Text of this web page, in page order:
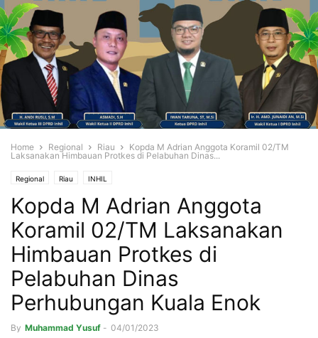
Home Regional Riau
Kopda M Adrian Anggota Koramil 02/TM
Laksanakan Himbauan Protkes di Pelabuhan Dinas...
Regional Riau INHIL
Kopda M Adrian Anggota
Koramil 02/TM Laksanakan
Himbauan Protkes di
Pelabuhan Dinas
Perhubungan Kuala Enok
By Muhammad Yusuf - 04/01/2023